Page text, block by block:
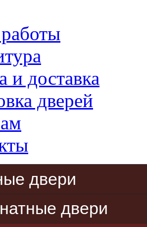
и доставка
дверей
двери
двери